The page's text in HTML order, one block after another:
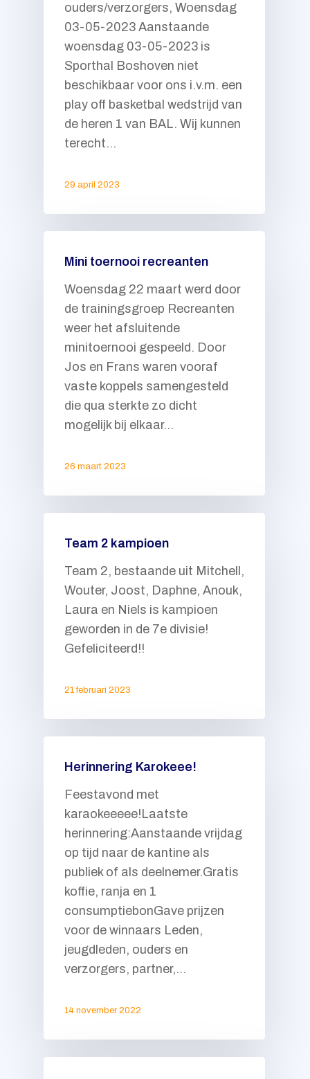
ouders/verzorgers, Woensdag
03-05-2023 Aanstaande
woensdag 03-05-2023 is
Sporthal Boshoven niet
beschikbaar voor ons i.v.m. een
play off basketbal wedstrijd van
de heren 1 van BAL. Wij kunnen
terecht…
29 april 2023
Mini toernooi recreanten
Woensdag 22 maart werd door
de trainingsgroep Recreanten
weer het afsluitende
minitoernooi gespeeld. Door
Jos en Frans waren vooraf
vaste koppels samengesteld
die qua sterkte zo dicht
mogelijk bij elkaar…
26 maart 2023
Team 2 kampioen
Team 2, bestaande uit Mitchell,
Wouter, Joost, Daphne, Anouk,
Laura en Niels is kampioen
geworden in de 7e divisie!
Gefeliciteerd!!
21 februari 2023
Herinnering Karokeee!
Feestavond met
karaokeeeee!Laatste
herinnering:Aanstaande vrijdag
op tijd naar de kantine als
publiek of als deelnemer.Gratis
koffie, ranja en 1
consumptiebonGave prijzen
voor de winnaars Leden,
jeugdleden, ouders en
verzorgers, partner,…
14 november 2022